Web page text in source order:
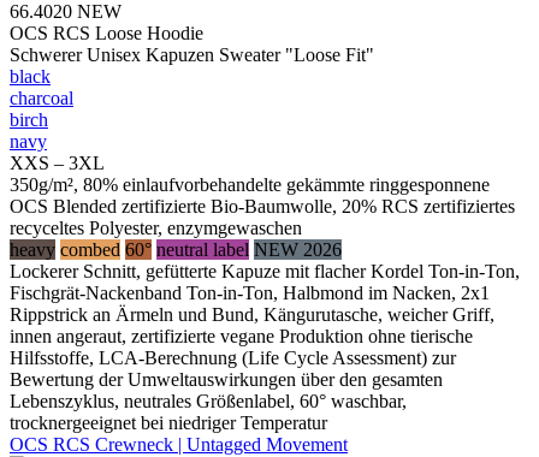
66.4020 NEW
OCS RCS Loose Hoodie
Schwerer Unisex Kapuzen Sweater "Loose Fit"
black
charcoal
birch
navy
XXS – 3XL
350g/m², 80% einlaufvorbehandelte gekämmte ringgesponnene
OCS Blended zertifizierte Bio-Baumwolle, 20% RCS zertifiziertes
recyceltes Polyester, enzymgewaschen
heavy combed 60° neutral label NEW 2026
Lockerer Schnitt, gefütterte Kapuze mit flacher Kordel Ton-in-Ton,
Fischgrät-Nackenband Ton-in-Ton, Halbmond im Nacken, 2x1
Rippstrick an Ärmeln und Bund, Kängurutasche, weicher Griff,
innen angeraut, zertifizierte vegane Produktion ohne tierische
Hilfsstoffe, LCA-Berechnung (Life Cycle Assessment) zur
Bewertung der Umweltauswirkungen über den gesamten
Lebenszyklus, neutrales Größenlabel, 60° waschbar,
trocknergeeignet bei niedriger Temperatur
OCS RCS Crewneck | Untagged Movement